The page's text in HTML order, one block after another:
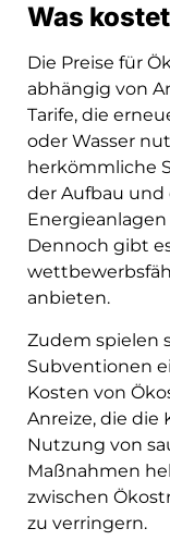
Was
Die Preise für
abhängig von
Tarife, die
oder Wasser
herkömmliche
der Aufbau
Dennoch gibt
anbieten.
Zudem spielen
Subventionen
Kosten von
Anreize, die die
Nutzung von
Maßnahmen
zwischen
zu verringern.